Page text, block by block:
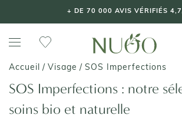
+ DE 70 000 AVIS VÉRIFIÉS
Accueil / Visage / SOS Imperfections
SOS Imperfections : notre
soins bio et naturelle